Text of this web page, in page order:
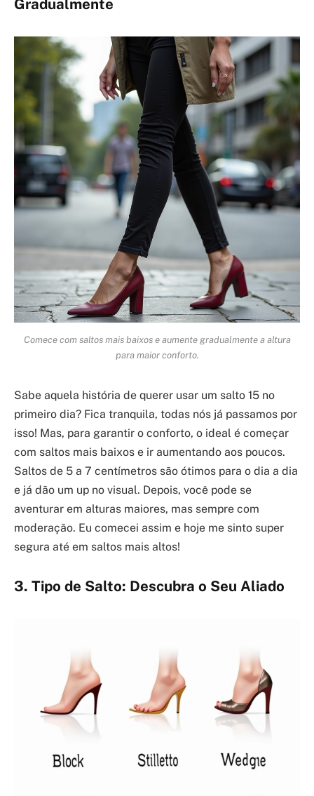
Gradualmente
Comece com saltos mais baixos e aumente gradualmente a altura
para maior conforto.
Sabe aquela história de querer usar um salto 15 no
primeiro dia? Fica tranquila, todas nós já passamos por
isso! Mas, para garantir o conforto, o ideal é começar
com saltos mais baixos e ir aumentando aos poucos.
Saltos de 5 a 7 centímetros são ótimos para o dia a dia
e já dão um up no visual. Depois, você pode se
aventurar em alturas maiores, mas sempre com
moderação. Eu comecei assim e hoje me sinto super
segura até em saltos mais altos!
3. Tipo de Salto: Descubra o Seu Aliado